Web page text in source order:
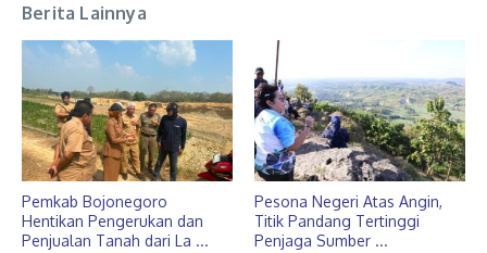
Berita Lainnya
Pemkab Bojonegoro
Hentikan Pengerukan dan
Penjualan Tanah dari La ...
Pesona Negeri Atas Angin,
Titik Pandang Tertinggi
Penjaga Sumber ...